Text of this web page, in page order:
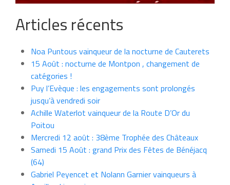
Articles récents
Noa Puntous vainqueur de la nocturne de Cauterets
15 Août : nocturne de Montpon , changement de
catégories !
Puy l’Evèque : les engagements sont prolongés
jusqu’à vendredi soir
Achille Waterlot vainqueur de la Route D’Or du
Poitou
Mercredi 12 août : 38ème Trophée des Châteaux
Samedi 15 Août : grand Prix des Fêtes de Bénéjacq
(64)
Gabriel Peyencet et Nolann Garnier vainqueurs à